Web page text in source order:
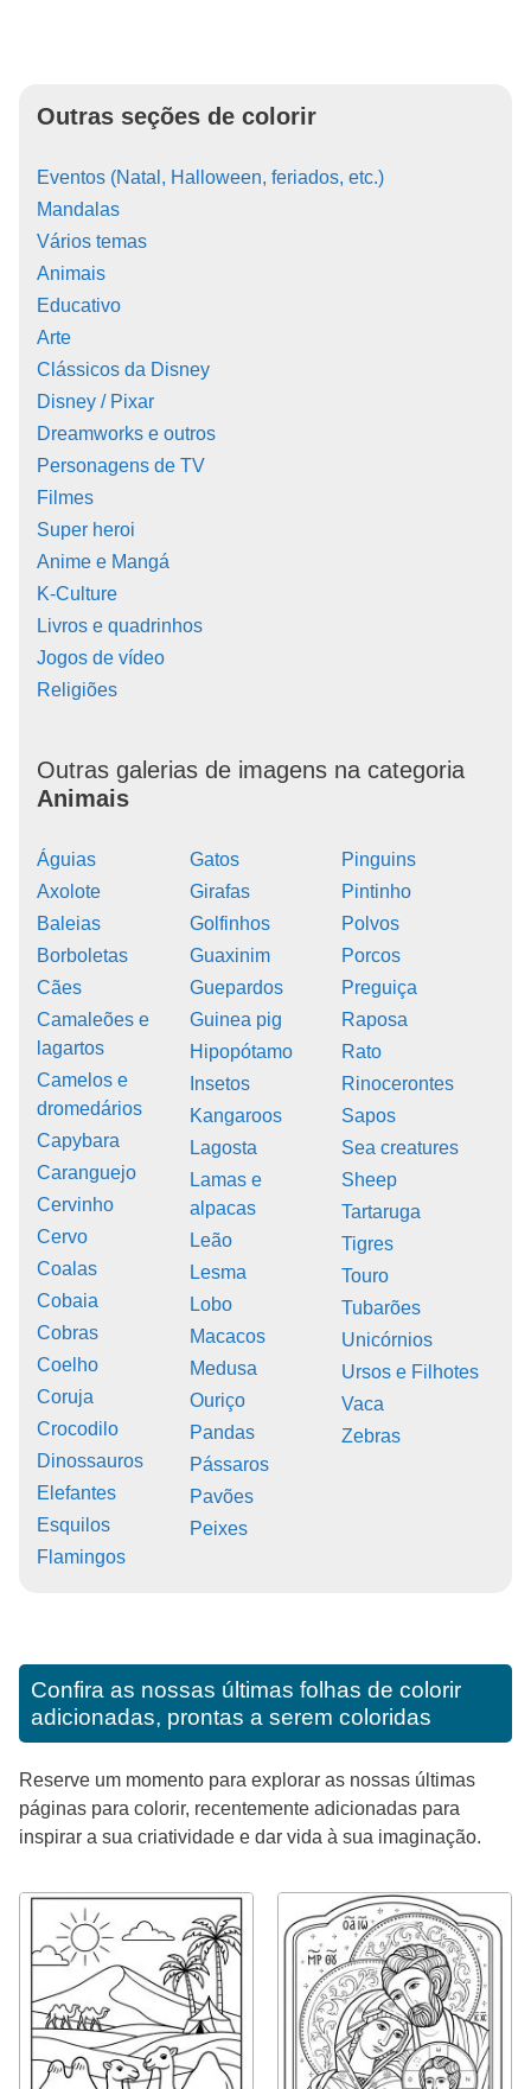
Outras seções de colorir
Eventos (Natal, Halloween, feriados, etc.)
Mandalas
Vários temas
Animais
Educativo
Arte
Clássicos da Disney
Disney / Pixar
Dreamworks e outros
Personagens de TV
Filmes
Super heroi
Anime e Mangá
K-Culture
Livros e quadrinhos
Jogos de vídeo
Religiões
Outras galerias de imagens na categoria
Animais
Águias
Axolote
Baleias
Borboletas
Cães
Camaleões e
lagartos
Camelos e
dromedários
Capybara
Caranguejo
Cervinho
Cervo
Coalas
Cobaia
Cobras
Coelho
Coruja
Crocodilo
Dinossauros
Elefantes
Esquilos
Flamingos
Gatos
Girafas
Golfinhos
Guaxinim
Guepardos
Guinea pig
Hipopótamo
Insetos
Kangaroos
Lagosta
Lamas e
alpacas
Leão
Lesma
Lobo
Macacos
Medusa
Ouriço
Pandas
Pássaros
Pavões
Peixes
Pinguins
Pintinho
Polvos
Porcos
Preguiça
Raposa
Rato
Rinocerontes
Sapos
Sea creatures
Sheep
Tartaruga
Tigres
Touro
Tubarões
Unicórnios
Ursos e Filhotes
Vaca
Zebras
Confira as nossas últimas folhas de colorir
adicionadas, prontas a serem coloridas
Reserve um momento para explorar as nossas últimas
páginas para colorir, recentemente adicionadas para
inspirar a sua criatividade e dar vida à sua imaginação.